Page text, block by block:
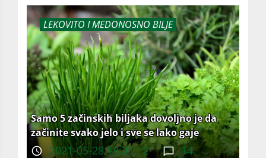
LEKOVITO I MEDONOSNO BILJE
Samo 5 začinskih biljaka dovoljno je da
začinite svako jelo i sve se lako gaje
2021-05-28 18:31:12 14